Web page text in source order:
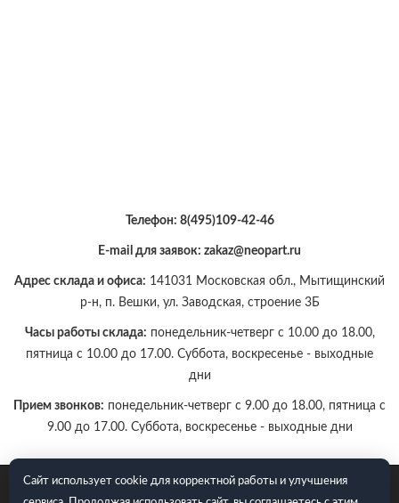
Телефон: 8(495)109-42-46
E-mail для заявок: zakaz@neopart.ru
Адрес склада и офиса: 141031 Московская обл., Мытищинский
р-н, п. Вешки, ул. Заводская, строение 3Б
Часы работы склада: понедельник-четверг с 10.00 до 18.00,
пятница с 10.00 до 17.00. Суббота, воскресенье - выходные
дни
Прием звонков: понедельник-четверг с 9.00 до 18.00, пятница с
9.00 до 17.00. Суббота, воскресенье - выходные дни
E-mail для заявок: zakaz@neopart.ru. Телефон:8(495)109-42-
Сайт использует cookie для корректной работы и улучшения